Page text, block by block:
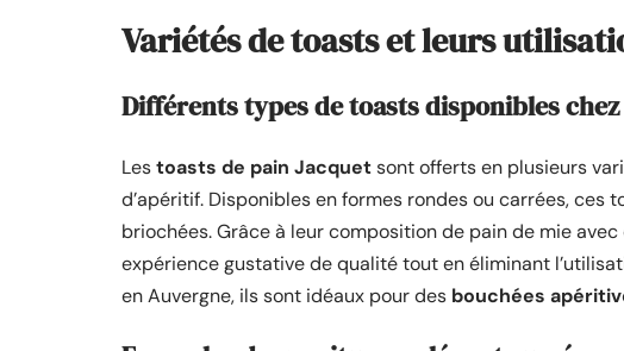
Variétés de toasts et leurs
Différents types de toasts disponibles chez
Lestoasts de pain Jacquetsont offerts en plusieurs
d’apéritif. Disponibles en formes rondes ou carrées, ces
briochées. Grâce à leur composition de pain de mie
expérience gustative de qualité tout en éliminant
en Auvergne, ils sont idéaux pour des bouchées